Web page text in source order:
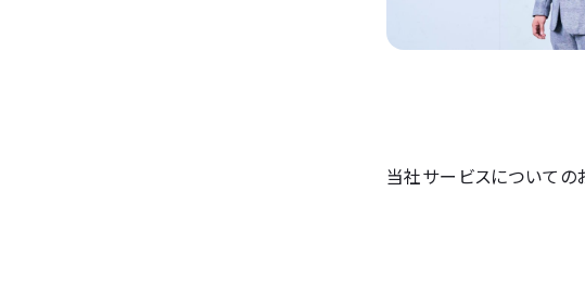
当社サービスについての